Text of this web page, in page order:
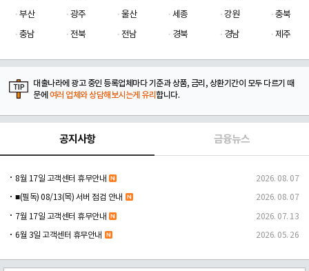
부산
광주 울산 세종 강원
충북
충남
전북 전남 경북 경남 제주
대출나라에 광고 중인 등록업체마다 기준과 상품, 금리, 상환기간이 모두 다르기 때
문에 여러 업체와 상담해보시는게 유리합니다.
공지사항 금융뉴스
8월 17일 고객센터 휴무안내 2026. 08. 07
■(필독) 08/13(목) 서버 점검 안내 2026. 08. 07
7월 17일 고객센터 휴무안내 2026. 07. 13
6월 3일 고객센터 휴무안내 2026. 05. 26